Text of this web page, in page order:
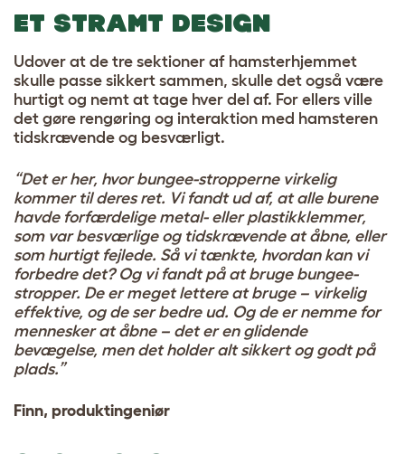
ET STRAMT DESIGN
Udover at de tre sektioner af hamsterhjemmet
skulle passe sikkert sammen, skulle det også være
hurtigt og nemt at tage hver del af. For ellers ville
det gøre rengøring og interaktion med hamsteren
tidskrævende og besværligt.
“Det er her, hvor bungee-stropperne virkelig
kommer til deres ret. Vi fandt ud af, at alle burene
havde forfærdelige metal- eller plastikklemmer,
som var besværlige og tidskrævende at åbne, eller
som hurtigt fejlede. Så vi tænkte, hvordan kan vi
forbedre det? Og vi fandt på at bruge bungee-
stropper. De er meget lettere at bruge – virkelig
effektive, og de ser bedre ud. Og de er nemme for
mennesker at åbne – det er en glidende
bevægelse, men det holder alt sikkert og godt på
plads.”
Finn, produktingeniør